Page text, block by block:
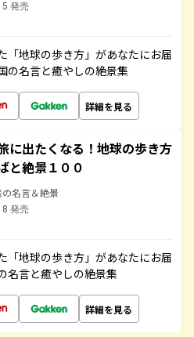
発売
「地球の歩き方」があなたにお届
の名言と癒やしの絶景集
詳細を見る
に出たくなる！地球の歩き方
と絶景１００
の名言＆絶景
発売
「地球の歩き方」があなたにお届
名言と癒やしの絶景集
詳細を見る